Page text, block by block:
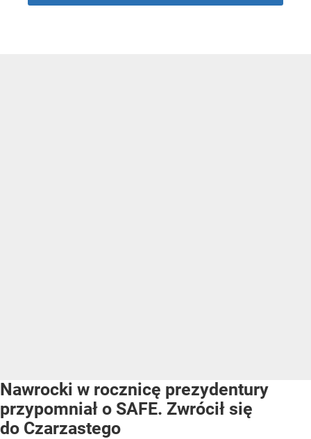
Nawrocki w rocznicę prezydentury
przypomniał o SAFE. Zwrócił się
do Czarzastego